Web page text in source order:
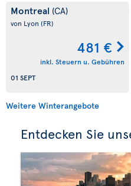
Montreal (CA)
von Lyon (FR)
481 €
inkl. Steuern u. Gebühren
01 SEPT
Weitere Winterangebote
Entdecken Sie